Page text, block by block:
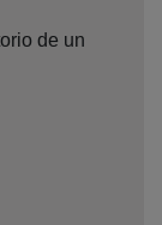
de un